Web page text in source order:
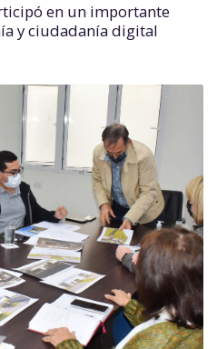
en un importante
y ciudadanía digital